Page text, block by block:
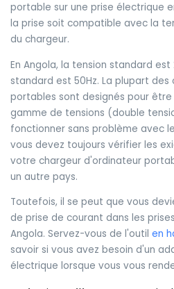
portable sur une prise électrique
la prise soit compatible avec la
du chargeur.
En Angola, la tension standard
standard est 50Hz. La plupart
portables sont designés pour
gamme de tensions (double
fonctionner sans problème avec
vous devez toujours vérifier les
votre chargeur d'ordinateur
un autre pays.
Toutefois, il se peut que vous
de prise de courant dans les
Angola. Servez-vous de l'outil en
savoir si vous avez besoin d'un
électrique lorsque vous vous